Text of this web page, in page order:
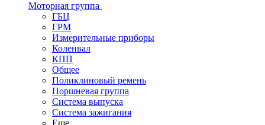
Моторная группа
ГБЦ
ГРМ
Измерительные приборы
Коленвал
КПП
Общее
Поликлиновый ремень
Поршневая группа
Система выпуска
Система зажигания
Еще